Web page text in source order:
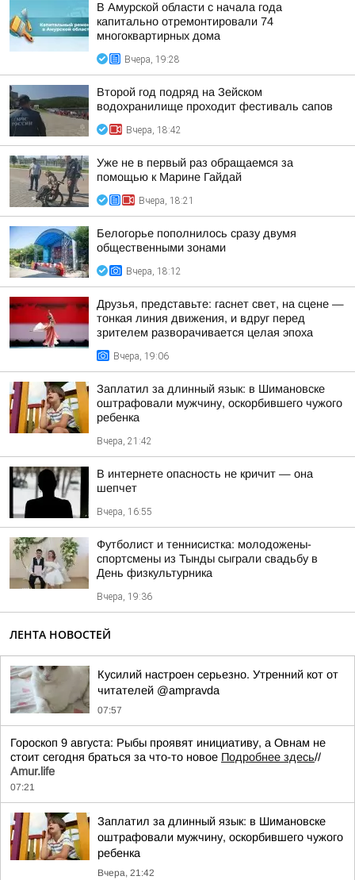
В Амурской области с начала года
капитально отремонтировали 74
многоквартирных дома
Вчера, 19:28
Второй год подряд на Зейском
водохранилище проходит фестиваль сапов
Вчера, 18:42
Уже не в первый раз обращаемся за
помощью к Марине Гайдай
Вчера, 18:21
Белогорье пополнилось сразу двумя
общественными зонами
Вчера, 18:12
Друзья, представьте: гаснет свет, на сцене —
тонкая линия движения, и вдруг перед
зрителем разворачивается целая эпоха
Вчера, 19:06
Заплатил за длинный язык: в Шимановске
оштрафовали мужчину, оскорбившего чужого
ребенка
Вчера, 21:42
В интернете опасность не кричит — она
шепчет
Вчера, 16:55
Футболист и теннисистка: молодожены-
спортсмены из Тынды сыграли свадьбу в
День физкультурника
Вчера, 19:36
ЛЕНТА НОВОСТЕЙ
Кусилий настроен серьезно. Утренний кот от
читателей @ampravda
07:57
Гороскоп 9 августа: Рыбы проявят инициативу, а Овнам не
стоит сегодня браться за что-то новое Подробнее здесь//
Аmur.life
07:21
Заплатил за длинный язык: в Шимановске
оштрафовали мужчину, оскорбившего чужого
ребенка
Вчера, 21:42